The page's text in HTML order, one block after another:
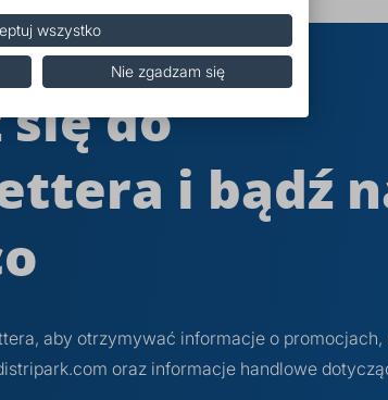
się do
i bądź
aby otrzymywać informacje o
oraz informacje handlowe
wszystko
Nie zgadzam się